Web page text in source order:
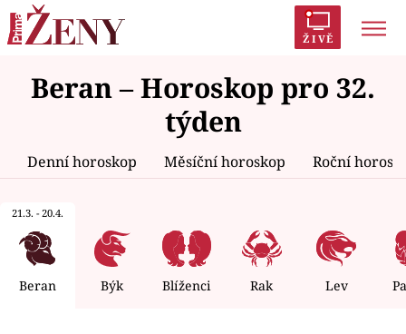
ŽIVĚ
Trendy: Polabí Inspekce Prostřeno!
AYTO?
Proměny
Témata
Celebrity
Beran – Horoskop pro 32.
týden
Denní horoskop Měsíční horoskop Roční
21.3. - 20.4.
Beran Býk Blíženci Rak Lev